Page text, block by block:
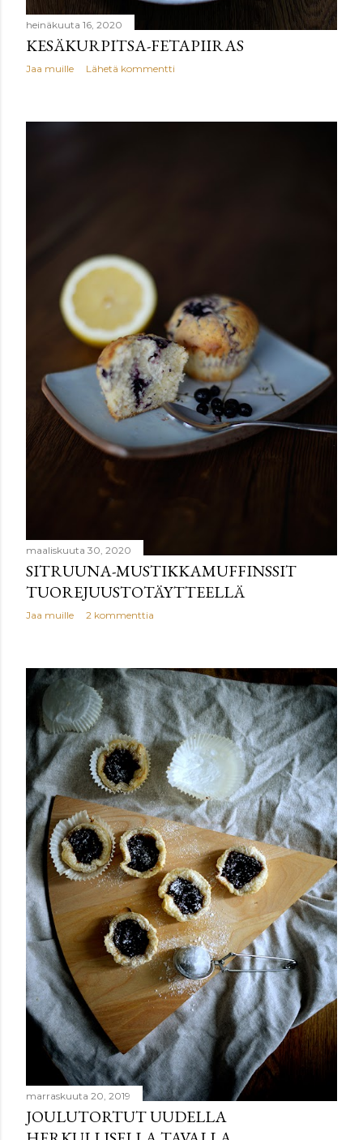
heinäkuuta 16, 2020
KESÄKURPITSA-FETAPIIRAS
Jaa muille Lähetä kommentti
maaliskuuta 30, 2020
SITRUUNA-MUSTIKKAMUFFINSSIT
TUOREJUUSTOTÄYTTEELLÄ
Jaa muille 2 kommenttia
marraskuuta 20, 2019
JOULUTORTUT UUDELLA